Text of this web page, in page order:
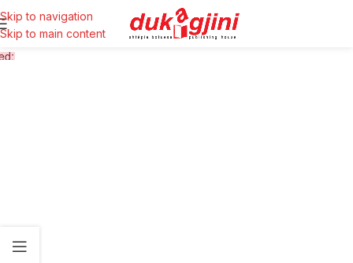
Skip to navigation
Skip to main content